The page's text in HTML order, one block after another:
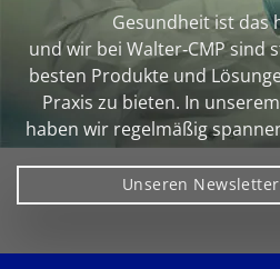
Gesundheit ist das
und wir bei Walter‑CMP sind
besten Produkte und
Praxis zu bieten. In
haben wir regelmäßig
Unseren